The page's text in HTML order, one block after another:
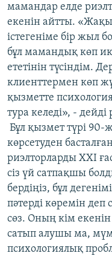
мамандар елде
екенін айтты.
істегеніме бір жыл
бұл мамандық көп
ететінін түсіндім.
клиенттермен көп
қызметте
тура келеді», -
Бұл қызмет түрi 90-
көрсетуден
риэлторларды ХХI
сіз үй сатпақшы
бердіңіз, бұл
пәтерді көремін
сөз. Оның кім
сатып алушы ма,
психологиялық